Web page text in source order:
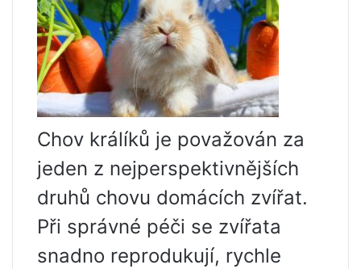
Chov králíků je považován za
jeden z nejperspektivnějších
druhů chovu domácích zvířat.
Při správné péči se zvířata
snadno reprodukují, rychle